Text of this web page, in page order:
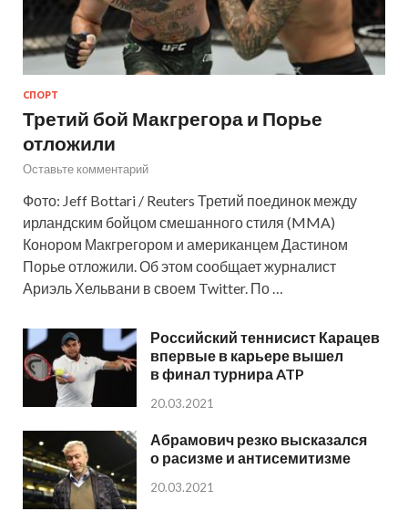
СПОРТ
Третий бой Макгрегора и Порье
отложили
Оставьте комментарий
Фото: Jeff Bottari / Reuters Третий поединок между
ирландским бойцом смешанного стиля (MMA)
Конором Макгрегором и американцем Дастином
Порье отложили. Об этом сообщает журналист
Ариэль Хельвани в своем Twitter. По …
Российский теннисист Карацев
впервые в карьере вышел
в финал турнира ATP
20.03.2021
Абрамович резко высказался
о расизме и антисемитизме
20.03.2021